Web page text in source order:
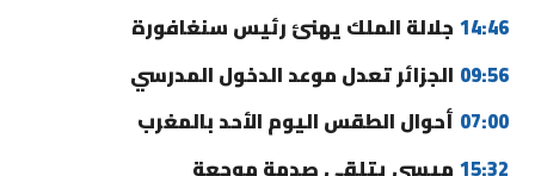
14:46 جلالة الملك يهنئ رئيس سنغافورة
09:56 الجزائر تعدل موعد الدخول المدرسي
07:00 أحوال الطقس اليوم الأحد بالمغرب
15:32 ميسي يتلقى صدمة موجعة